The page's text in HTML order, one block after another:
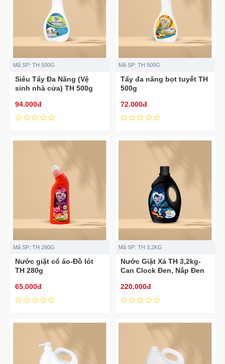
Mã SP: TH 500G
Siêu Tẩy Đa Năng (Vệ
sinh nhà cửa) TH 500g
94.000đ
Mã SP: TH 500G
Tẩy đa năng bọt tuyết TH
500g
72.000đ
Mã SP: TH 280G
Nước giặt cổ áo-Đồ lót
TH 280g
65.000đ
Mã SP: TH 3,2KG
Nước Giặt Xả TH 3,2kg-
Can Clock Đen, Nắp Đen
220.000đ